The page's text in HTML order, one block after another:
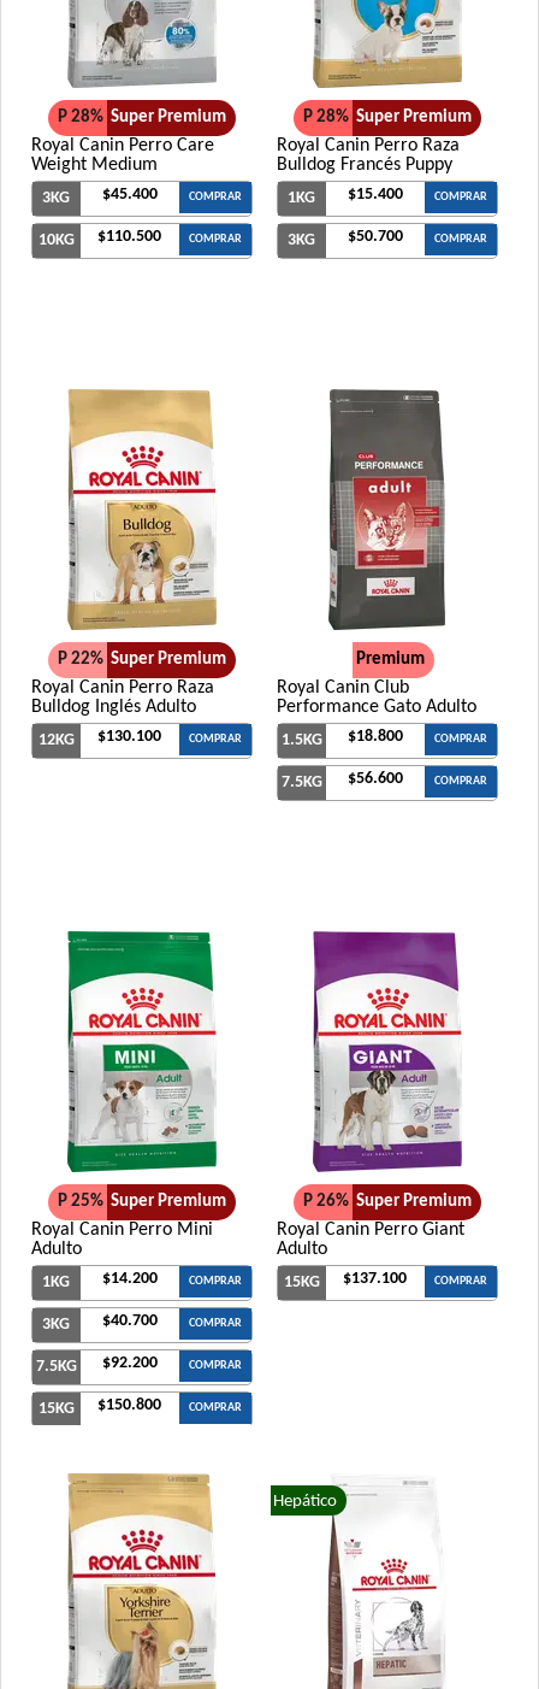
P 28% Super Premium
Royal Canin Perro Care
Weight Medium
3KG $45.400 COMPRAR
10KG $110.500 COMPRAR
P 28% Super Premium
Royal Canin Perro Raza
Bulldog Francés Puppy
1KG $15.400 COMPRAR
3KG $50.700 COMPRAR
P 22% Super Premium
Royal Canin Perro Raza
Bulldog Inglés Adulto
12KG $130.100 COMPRAR
Premium
Royal Canin Club
Performance Gato Adulto
1.5KG $18.800 COMPRAR
7.5KG $56.600 COMPRAR
P 25% Super Premium
Royal Canin Perro Mini
Adulto
1KG $14.200 COMPRAR
3KG $40.700 COMPRAR
7.5KG $92.200 COMPRAR
15KG $150.800 COMPRAR
P 26% Super Premium
Royal Canin Perro Giant
Adulto
15KG $137.100 COMPRAR
Hepático